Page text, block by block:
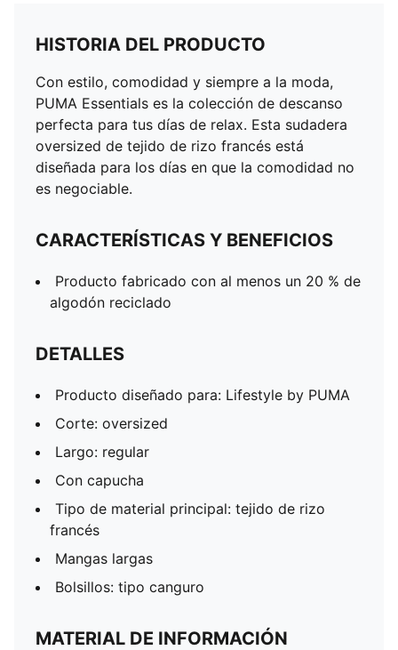
HISTORIA DEL PRODUCTO
Con estilo, comodidad y siempre a la moda,
PUMA Essentials es la colección de descanso
perfecta para tus días de relax. Esta sudadera
oversized de tejido de rizo francés está
diseñada para los días en que la comodidad no
es negociable.
CARACTERÍSTICAS Y BENEFICIOS
Producto fabricado con al menos un 20 % de
algodón reciclado
DETALLES
Producto diseñado para: Lifestyle by PUMA
Corte: oversized
Largo: regular
Con capucha
Tipo de material principal: tejido de rizo
francés
Mangas largas
Bolsillos: tipo canguro
MATERIAL DE INFORMACIÓN